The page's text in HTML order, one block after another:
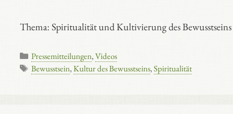
Thema: Spiritualität und Kultivierung des
Kategorien
Pressemitteilungen,Videos
Schlagwörter
Bewusstsein,Kultur des Bewusstseins,Spiritualität